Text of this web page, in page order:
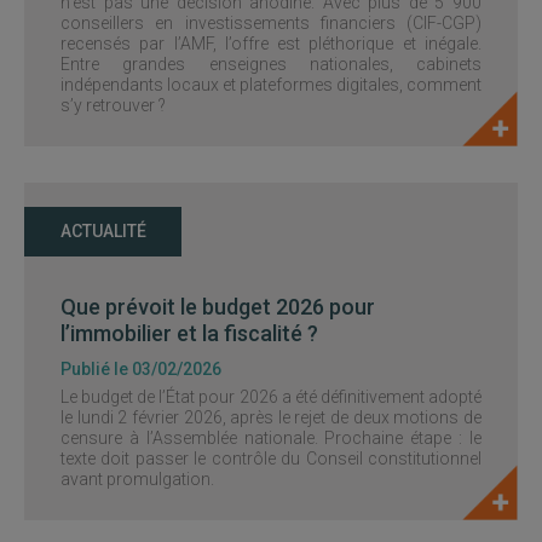
conseillers en investissements financiers (CIF-CGP)
recensés par l’AMF, l’offre est pléthorique et inégale.
Entre grandes enseignes nationales, cabinets
indépendants locaux et plateformes digitales, comment
s’y retrouver ?
ACTUALITÉ
Que prévoit le budget 2026 pour
l’immobilier et la fiscalité ?
Publié le 03/02/2026
Le budget de l’État pour 2026 a été définitivement adopté
le lundi 2 février 2026, après le rejet de deux motions de
censure à l’Assemblée nationale. Prochaine étape : le
texte doit passer le contrôle du Conseil constitutionnel
avant promulgation.